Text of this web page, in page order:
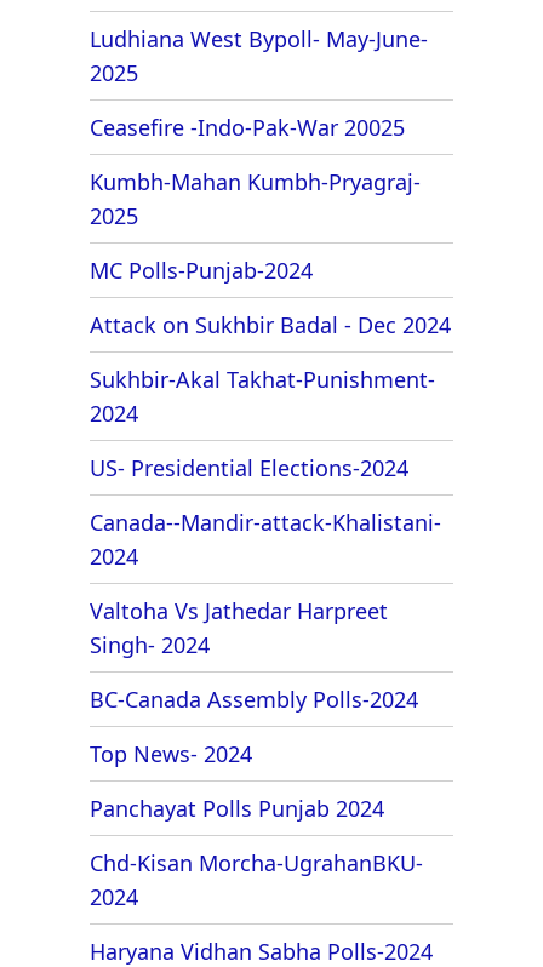
Ludhiana West Bypoll- May-June-
2025
Ceasefire -Indo-Pak-War 20025
Kumbh-Mahan Kumbh-Pryagraj-
2025
MC Polls-Punjab-2024
Attack on Sukhbir Badal - Dec 2024
Sukhbir-Akal Takhat-Punishment-
2024
US- Presidential Elections-2024
Canada--Mandir-attack-Khalistani-
2024
Valtoha Vs Jathedar Harpreet
Singh- 2024
BC-Canada Assembly Polls-2024
Top News- 2024
Panchayat Polls Punjab 2024
Chd-Kisan Morcha-UgrahanBKU-
2024
Haryana Vidhan Sabha Polls-2024